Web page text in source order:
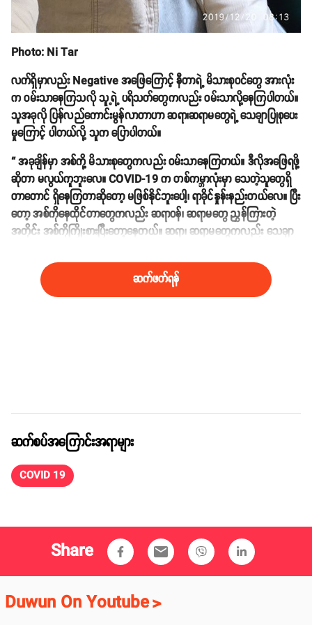
Photo: Ni Tar
လက်ရှိမှာလည်း Negative အဖြေကြောင့် နီတာရဲ့ မိသားစုဝင်တွေ အားလုံး
က ဝမ်းသာနေကြသလို သူ့ရဲ့ ပရိသတ်တွေကလည်း ဝမ်းသာလို့နေကြပါတယ်။
သူအခုလို ပြန်လည်ကောင်းမွန်လာတာဟာ ဆရာ၊ဆရာမတွေရဲ့ သေချာပြုစုပေး
မှုကြောင့် ပါတယ်လို့ သူက ပြောပါတယ်။
“ အခုချိန်မှာ အစ်ကို့ မိသားစုတွေကလည်း ဝမ်းသာနေကြတယ်။ ဒီလိုအဖြေရဖို့
ဆိုတာ မလွယ်ကူဘူးလေ။ COVID-19 က တစ်ကမ္ဘာလုံးမှာ သေတဲ့သူတွေရှိ
တာတောင် ရှိနေကြတာဆိုတော့ မဖြစ်နိုင်ဘူးပေါ့၊ ရာခိုင်နှုန်းနည်းတယ်လေ။ ပြီး
တော့ အစ်ကိုနေထိုင်တာတွေကလည်း ဆရာဝန်၊ ဆရာမတွေ ညွှန်ကြားတဲ့
အတိုင်း အစ်ကိုကြိုးစားပြီးတော့နေတယ်။ ဆရာ၊ ဆရာမတွေကလည်း သေချာ
ဆက်ဖတ်ရန်
ဆက်စပ်အကြောင်းအရာများ
COVID 19
Share email
Duwun On Youtube>